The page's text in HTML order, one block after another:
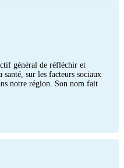
général de réfléchir et
sur les facteurs sociaux
notre région. Son nom fait